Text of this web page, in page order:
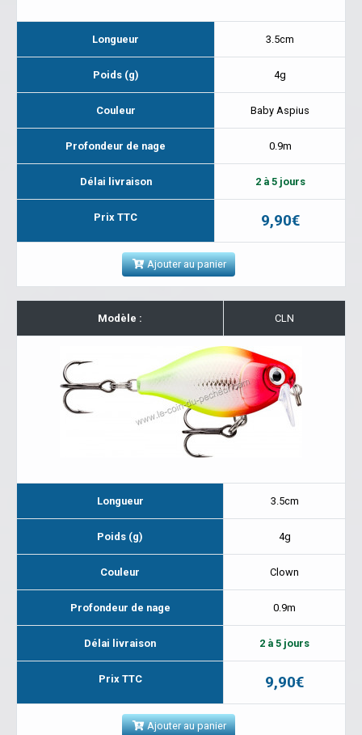
Longueur 3.5cm
Poids (g) 4g
Couleur Baby Aspius
Profondeur de nage 0.9m
Délai livraison 2 à 5 jours
Prix TTC 9,90€
Ajouter au panier
Modèle : CLN
Longueur 3.5cm
Poids (g) 4g
Couleur Clown
Profondeur de nage 0.9m
Délai livraison 2 à 5 jours
Prix TTC 9,90€
Ajouter au panier